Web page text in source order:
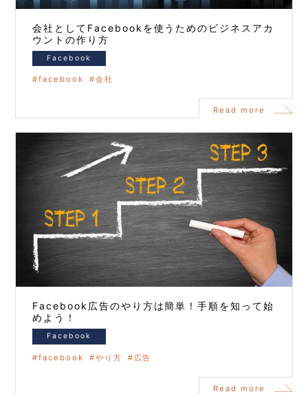
会社としてFacebookを使うためのビジネスアカ
ウントの作り方
Facebook
facebook 会社
Read more
Facebook広告のやり方は簡単！手順を知って始
めよう！
Facebook
facebook やり方 広告
Read more